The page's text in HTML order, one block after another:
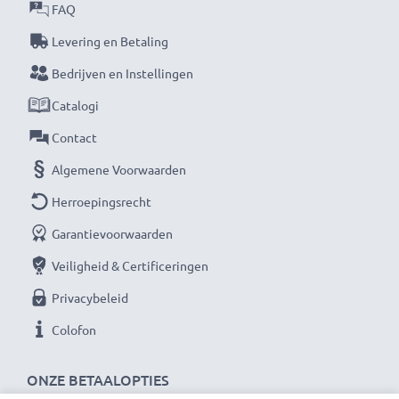
ONZE BETAALOPTIES
FAQ
Levering en Betaling
Bedrijven en Instellingen
Catalogi
Contact
Algemene Voorwaarden
Herroepingsrecht
Garantievoorwaarden
Veiligheid & Certificeringen
Privacybeleid
Colofon